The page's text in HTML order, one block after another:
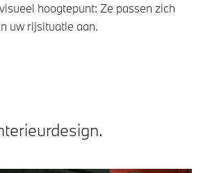
hoogtepunt: Ze passen zich
uw rijsituatie aan.